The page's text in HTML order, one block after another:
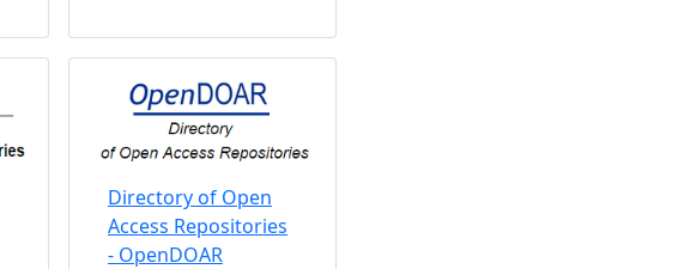
Directory of Open
Access Repositories
- OpenDOAR